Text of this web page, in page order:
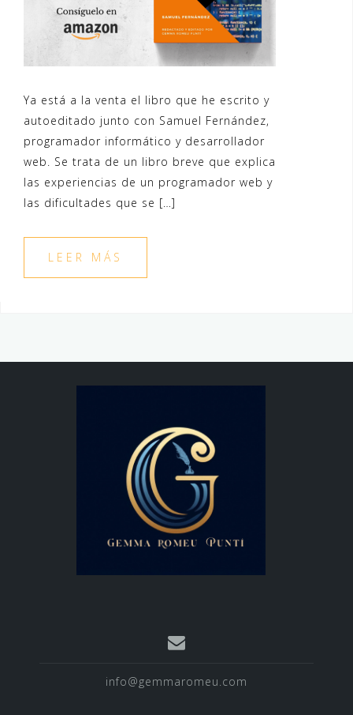
Ya está a la venta el libro que he escrito y
autoeditado junto con Samuel Fernández,
programador informático y desarrollador
web. Se trata de un libro breve que explica
las experiencias de un programador web y
las dificultades que se […]
LEER MÁS
info@gemmaromeu.com